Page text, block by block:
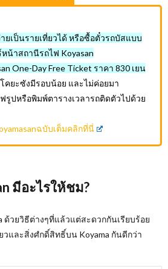
ยเป็นรายเที่ยวได้ หรือซื้อตั๋วรถบัสแบบ
หน้าสถานีรถไฟ Koyasan
One-Day Free Ticket ราคา 830 เยน
คยะซังมีรอบน้อย และไม่ค่อยมา
รูปหรือพิมพ์ตารางเวลารถติดตัวไปด้วย
ฉบับเต็มคลิกที่นี่
มีอะไรให้ชม?
ด้วยวิธีต่างๆที่แล้วแต่สะดวกกันเรียบร้อย
วและสิ่งศํกดิ์สิทธิ์บน Koyama กันดีกว่า